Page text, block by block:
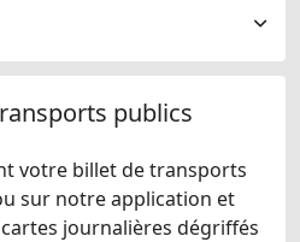
publics
votre billet de transports
sur notre application et
journalières dégriffés